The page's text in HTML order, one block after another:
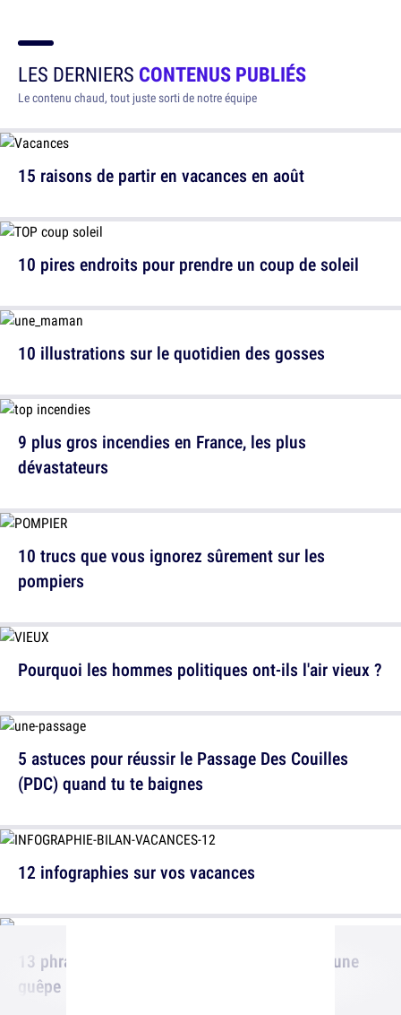
LES DERNIERS CONTENUS PUBLIÉS
Le contenu chaud, tout juste sorti de notre équipe
15 raisons de partir en vacances en août
10 illustrations sur le quotidien des gosses
10 trucs que vous ignorez sûrement sur les
pompiers
5 astuces pour réussir le Passage Des Couilles
(PDC) quand tu te baignes
13 phrases qu'on te dit toujours quand il y a une
guêpe
10 pires endroits pour prendre un coup de soleil
9 plus gros incendies en France, les plus
dévastateurs
Pourquoi les hommes politiques ont-ils l'air vieux ?
12 infographies sur vos vacances